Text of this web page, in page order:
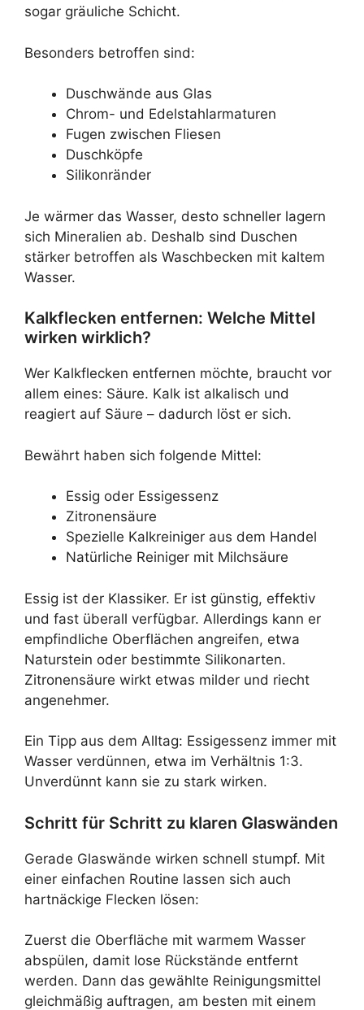
sogar gräuliche Schicht.
Besonders betroffen sind:
Duschwände aus Glas
Chrom- und Edelstahlarmaturen
Fugen zwischen Fliesen
Duschköpfe
Silikonränder
Je wärmer das Wasser, desto schneller lagern
sich Mineralien ab. Deshalb sind Duschen
stärker betroffen als Waschbecken mit kaltem
Wasser.
Kalkflecken entfernen: Welche Mittel
wirken wirklich?
Wer Kalkflecken entfernen möchte, braucht vor
allem eines: Säure. Kalk ist alkalisch und
reagiert auf Säure – dadurch löst er sich.
Bewährt haben sich folgende Mittel:
Essig oder Essigessenz
Zitronensäure
Spezielle Kalkreiniger aus dem Handel
Natürliche Reiniger mit Milchsäure
Essig ist der Klassiker. Er ist günstig, effektiv
und fast überall verfügbar. Allerdings kann er
empfindliche Oberflächen angreifen, etwa
Naturstein oder bestimmte Silikonarten.
Zitronensäure wirkt etwas milder und riecht
angenehmer.
Ein Tipp aus dem Alltag: Essigessenz immer mit
Wasser verdünnen, etwa im Verhältnis 1:3.
Unverdünnt kann sie zu stark wirken.
Schritt für Schritt zu klaren Glaswänden
Gerade Glaswände wirken schnell stumpf. Mit
einer einfachen Routine lassen sich auch
hartnäckige Flecken lösen:
Zuerst die Oberfläche mit warmem Wasser
abspülen, damit lose Rückstände entfernt
werden. Dann das gewählte Reinigungsmittel
gleichmäßig auftragen, am besten mit einem